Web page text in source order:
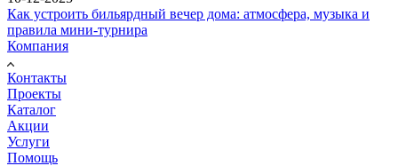
Как устроить бильярдный вечер дома: атмосфера, музыка и
правила мини-турнира
Компания
Контакты
Проекты
Каталог
Акции
Услуги
Помощь